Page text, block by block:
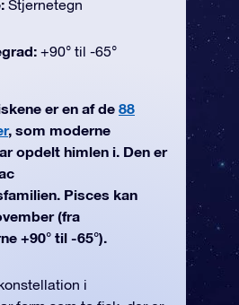
Stjernetegn
+90° til -65°
er en af de 88
, som moderne
opdelt himlen i. Den er
Pisces kan
(fra
+90° til -65°).
i